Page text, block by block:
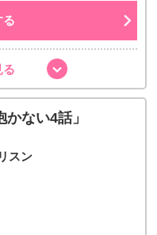
る
る
ない4話」
スン